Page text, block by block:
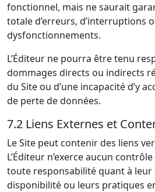
fonctionnel, mais ne saurait
totale d’erreurs, d’interruptions
dysfonctionnements.
L’Éditeur ne pourra être tenu
dommages directs ou indirects
du Site ou d’une incapacité d’y
de perte de données.
7.2 Liens Externes et
Le Site peut contenir des liens
L’Éditeur n’exerce aucun
toute responsabilité quant à
disponibilité ou leurs pratiques